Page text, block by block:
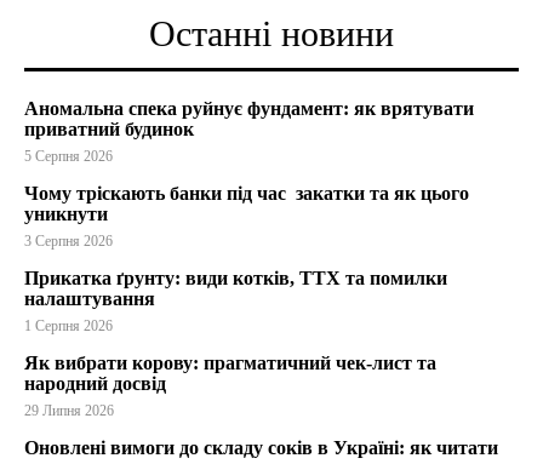
Останні новини
Аномальна спека руйнує фундамент: як врятувати
приватний будинок
5 Серпня 2026
Чому тріскають банки під час закатки та як цього
уникнути
3 Серпня 2026
Прикатка ґрунту: види котків, ТТХ та помилки
налаштування
1 Серпня 2026
Як вибрати корову: прагматичний чек-лист та
народний досвід
29 Липня 2026
Оновлені вимоги до складу соків в Україні: як читати